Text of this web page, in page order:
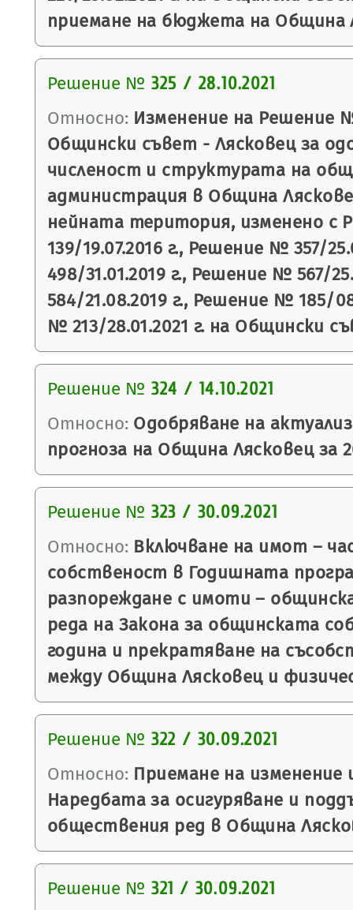
приемане на бюджета на Община
Решение № 325 / 28.10.2021
Относно: Изменение на Решение №
Общински съвет - Лясковец за
численост и структурата на
администрация в Община
нейната територия, изменено с
139/19.07.2016 г., Решение № 357/
498/31.01.2019 г., Решение № 567/
584/21.08.2019 г., Решение № 185/
№ 213/28.01.2021 г. на Общински
Решение № 324 / 14.10.2021
Относно: Одобряване на
прогноза на Община Лясковец за
Решение № 323 / 30.09.2021
Относно: Включване на имот –
собственост в Годишната
разпореждане с имоти –
реда на Закона за общинската
година и прекратяване на
между Община Лясковец и
Решение № 322 / 30.09.2021
Относно: Приемане на изменение
Наредбата за осигуряване и
обществения ред в Община
Решение № 321 / 30.09.2021